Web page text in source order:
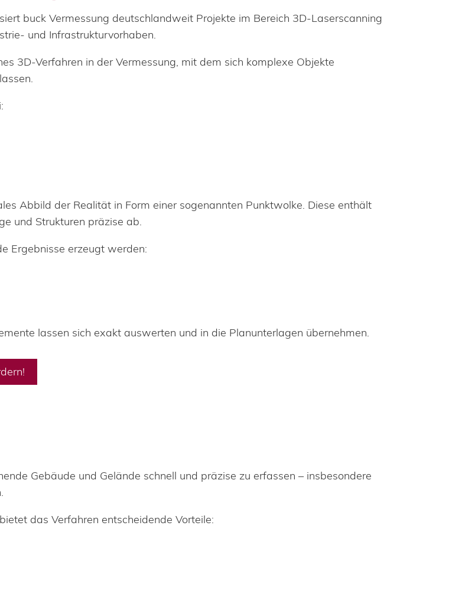
buck Vermessung deutschlandweit Projekte im Bereich 3D-Laserscanning
und Infrastrukturvorhaben.
3D-Verfahren in der Vermessung, mit dem sich komplexe Objekte
Abbild der Realität in Form einer sogenannten Punktwolke. Diese enthält
und Strukturen präzise ab.
Ergebnisse erzeugt werden:
lassen sich exakt auswerten und in die Planunterlagen übernehmen.
Gebäude und Gelände schnell und präzise zu erfassen – insbesondere
das Verfahren entscheidende Vorteile: